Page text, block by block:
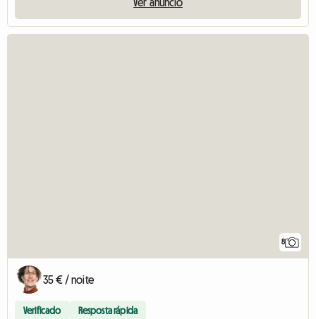
8
35 € / noite
Verificado Resposta rápida